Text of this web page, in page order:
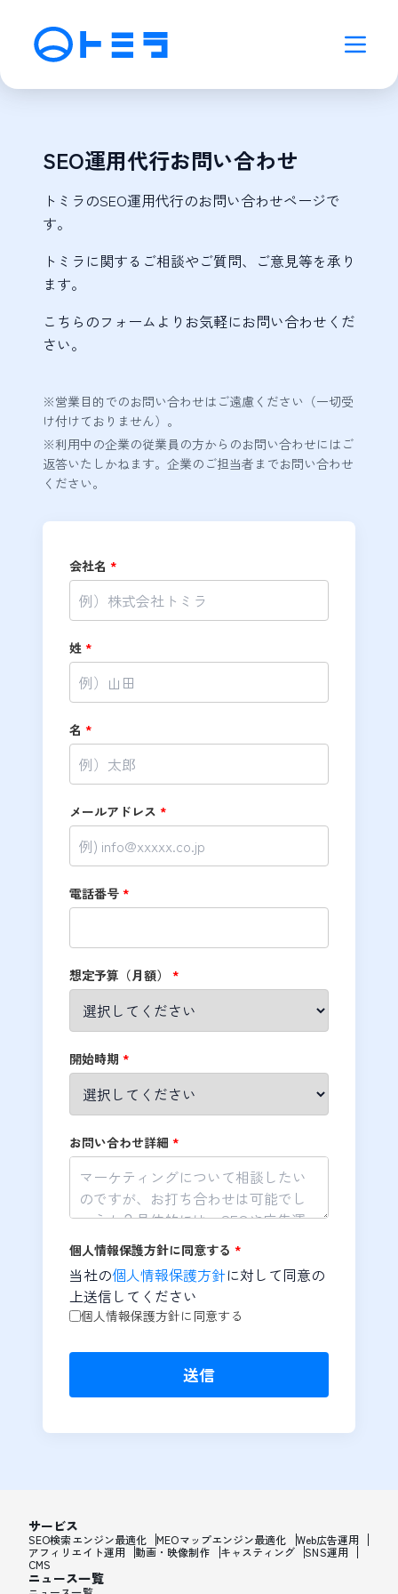
SEO運用代行お問い合わせ
トミラのSEO運用代行のお問い合わせページで
す。
トミラに関するご相談やご質問、ご意見等を承り
ます。
こちらのフォームよりお気軽にお問い合わせくだ
さい。
※営業目的でのお問い合わせはご遠慮ください（一切受
け付けておりません）。
※利用中の企業の従業員の方からのお問い合わせにはご
返答いたしかねます。企業のご担当者までお問い合わせ
ください。
会社名 *
姓 *
名 *
メールアドレス *
電話番号 *
想定予算（月額） *
開始時期 *
お問い合わせ詳細 *
個人情報保護方針に同意する *
当社の個人情報保護方針に対して同意の
上送信してください
個人情報保護方針に同意する
送信
サービス
SEO検索エンジン最適化 MEOマップエンジン最適化
Web広告運用
アフィリエイト運用
動画・映像制作 キャスティング
SNS運用
CMS
ニュース一覧